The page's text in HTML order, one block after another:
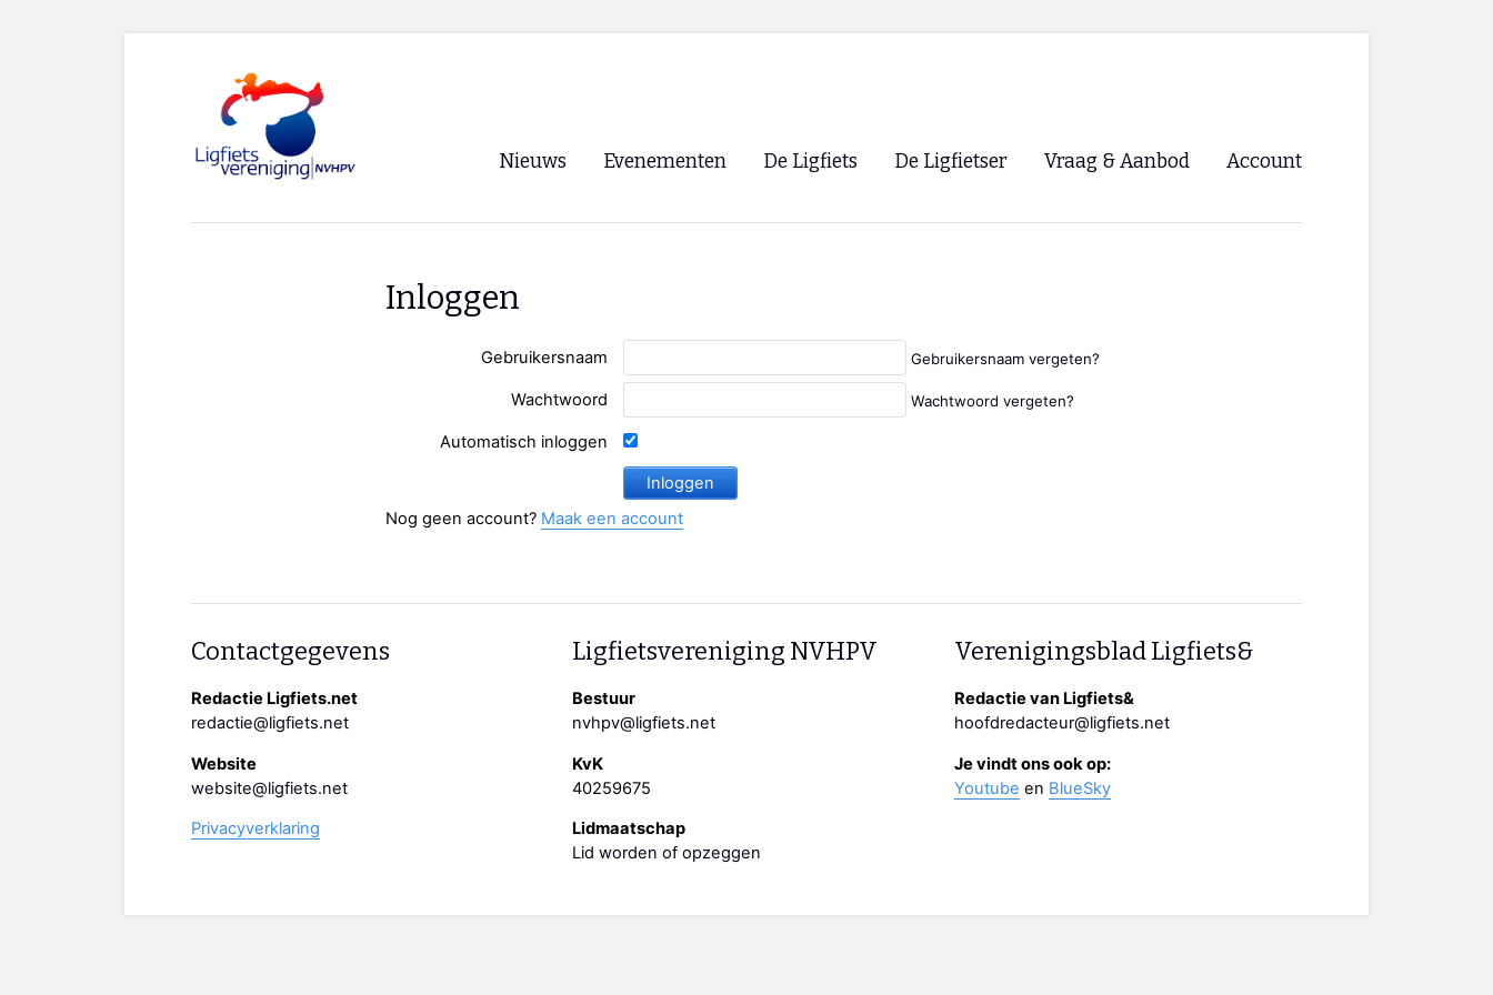
Nieuws Evenementen
Paastreffen
Oliebollentocht
De Ligfiets De Ligfietser
Lokale Fietsverenigingen
Vraag & Aanbod Account
Inloggen
Gebruikersnaam Gebruikersnaam vergeten?
Wachtwoord Wachtwoord vergeten?
Automatisch inloggen
Nog geen account? Maak een account
Contactgegevens
Redactie Ligfiets.net
redactie@ligfiets.net
Website
website@ligfiets.net
Privacyverklaring
Ligfietsvereniging NVHPV
Bestuur
nvhpv@ligfiets.net
KvK
40259675
Lidmaatschap
Lid worden of opzeggen
Verenigingsblad Ligfiets&
Redactie van Ligfiets&
hoofdredacteur@ligfiets.net
Je vindt ons ook op:
Youtube en BlueSky